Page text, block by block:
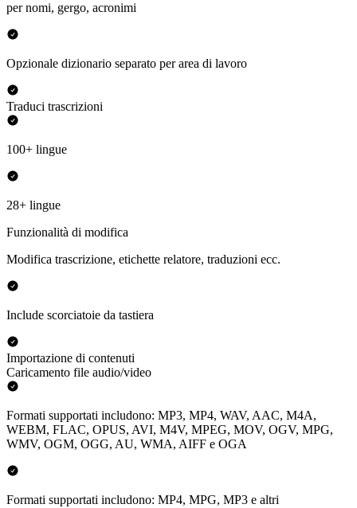
per nomi, gergo, acronimi
Opzionale dizionario separato per area di lavoro
Traduci trascrizioni
100+ lingue
28+ lingue
Funzionalità di modifica
Modifica trascrizione, etichette relatore, traduzioni ecc.
Include scorciatoie da tastiera
Importazione di contenuti
Caricamento file audio/video
Formati supportati includono: MP3, MP4, WAV, AAC, M4A,
WEBM, FLAC, OPUS, AVI, M4V, MPEG, MOV, OGV, MPG,
WMV, OGM, OGG, AU, WMA, AIFF e OGA
Formati supportati includono: MP4, MPG, MP3 e altri